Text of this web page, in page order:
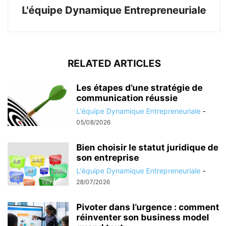
L'équipe Dynamique Entrepreneuriale
RELATED ARTICLES
Les étapes d’une stratégie de
communication réussie
L'équipe Dynamique Entrepreneuriale -
05/08/2026
Bien choisir le statut juridique de
son entreprise
L'équipe Dynamique Entrepreneuriale -
28/07/2026
Pivoter dans l’urgence : comment
réinventer son business model